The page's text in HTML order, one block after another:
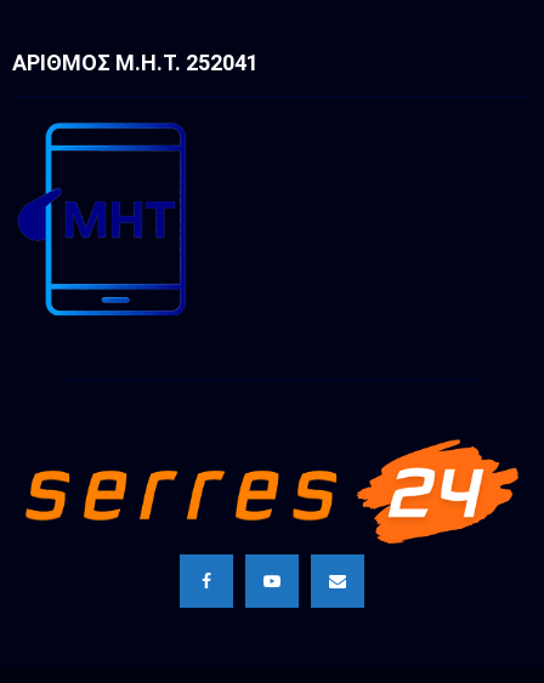
ΑΡΙΘΜΌΣ Μ.Η.Τ. 252041